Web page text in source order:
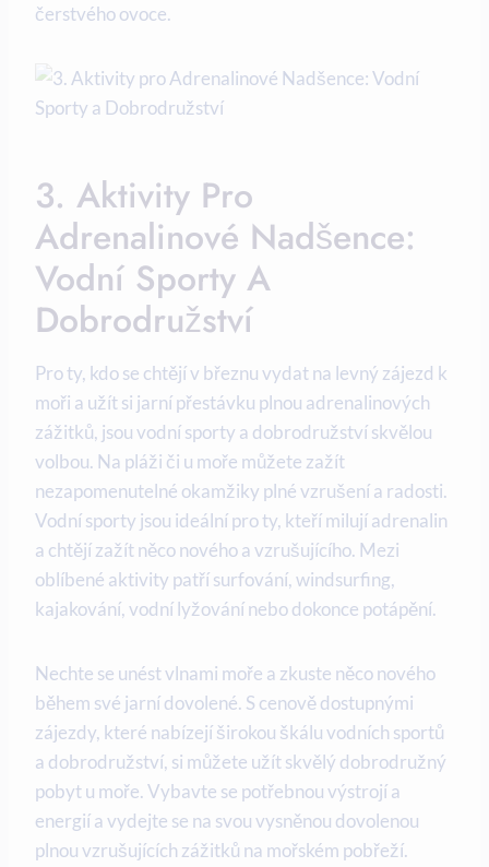
čerstvého ovoce.
3. Aktivity ​pro
‌Adrenalinové ⁢Nadšence:
Vodní Sporty A⁤
Dobrodružství
Pro ty, kdo se chtějí v březnu⁣ vydat na ​levný zájezd⁤ k⁣
moři a užít si jarní přestávku plnou adrenalinových
zážitků,⁢ jsou‍ vodní​ sporty ⁣a dobrodružství skvělou
volbou. Na pláži či u moře můžete zažít
nezapomenutelné okamžiky plné⁣ vzrušení ‍a radosti.
Vodní sporty​ jsou⁤ ideální pro ty, kteří milují adrenalin⁣
a ⁢chtějí zažít něco nového ⁢a vzrušujícího. Mezi‍
oblíbené aktivity patří⁢ surfování, windsurfing,⁣
kajakování, vodní lyžování nebo dokonce potápění.
Nechte se unést ⁤vlnami moře a zkuste⁤ něco nového
‍během⁤ své jarní dovolené.⁤ S cenově dostupnými
zájezdy, ⁣které nabízejí širokou škálu vodních sportů⁤
a dobrodružství, si můžete užít ⁤skvělý dobrodružný
pobyt⁢ u moře.‌ Vybavte se potřebnou výstrojí a
energií a⁤ vydejte se na ‍svou vysněnou​ dovolenou
‌plnou vzrušujících zážitků na‌ mořském pobřeží.